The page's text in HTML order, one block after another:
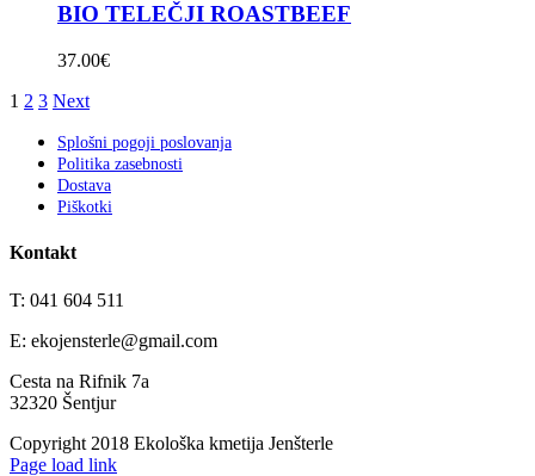
BIO TELEČJI ROASTBEEF
37.00€
1 2 3 Next
Splošni pogoji poslovanja
Politika zasebnosti
Dostava
Piškotki
Kontakt
T: 041 604 511
E: ekojensterle@gmail.com
Cesta na Rifnik 7a
32320 Šentjur
Copyright 2018 Ekološka kmetija Jenšterle
Page load link